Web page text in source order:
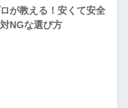
が教える！安くて安全
NGな選び方